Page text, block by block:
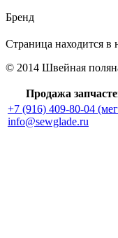
Бренд
Страница находится в
© 2014 Швейная
Продажа
+7 (916) 409-80-04
info@sewglade.ru